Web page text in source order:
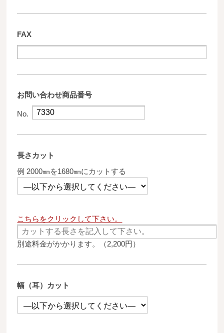
FAX
お問い合わせ商品番号
No.
長さカット
例 2000㎜を1680㎜にカットする
こちらをクリックして下さい。
別途料金がかかります。（2,200円）
幅（耳）カット